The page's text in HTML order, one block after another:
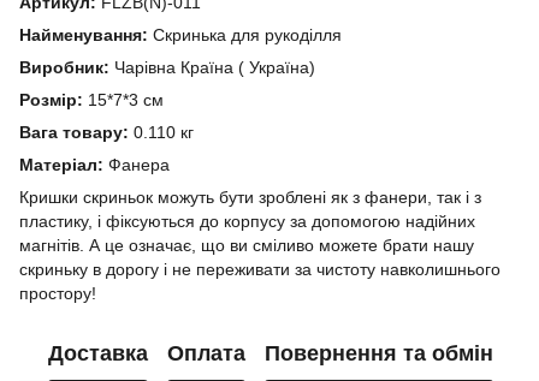
Найменування: Скринька для рукоділля
Виробник: Чарівна Країна ( Україна)
Розмір: 15*7*3 см
Вага товару: 0.110 кг
Матеріал: Фанера
Кришки скриньок можуть бути зроблені як з фанери, так і з
пластику, і фіксуються до корпусу за допомогою надійних
магнітів. А це означає, що ви сміливо можете брати нашу
скриньку в дорогу і не переживати за чистоту навколишнього
простору!
Доставка Оплата Повернення та обмін